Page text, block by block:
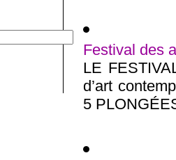
Festival des
LE
d’art
5